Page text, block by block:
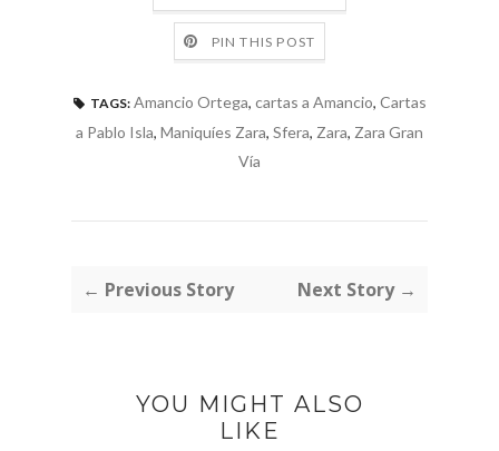
PIN THIS POST
TAGS: Amancio Ortega, cartas a Amancio, Cartas
a Pablo Isla, Maniquíes Zara, Sfera, Zara, Zara Gran
Vía
← Previous Story Next Story →
YOU MIGHT ALSO
LIKE